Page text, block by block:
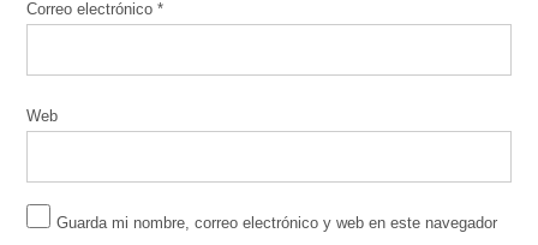
Correo electrónico*
Web
Guarda mi nombre, correo electrónico y web en este navegador